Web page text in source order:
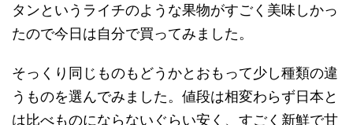
タンというライチのような果物がすごく美味しかっ
たので今日は自分で買ってみました。
そっくり同じものもどうかとおもって少し種類の違
うものを選んでみました。値段は相変わらず日本と
は比べものにならないぐらい安く、すごく新鮮で甘